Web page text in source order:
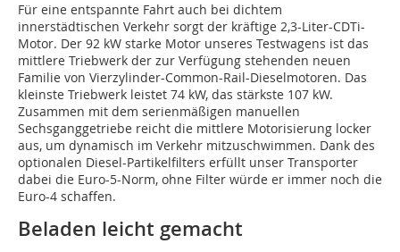
Für eine entspannte Fahrt auch bei dichtem
innerstädtischen Verkehr sorgt der kräftige 2,3-Liter-CDTi-
Motor. Der 92 kW starke Motor unseres Testwagens ist das
mittlere Triebwerk der zur Verfügung stehenden neuen
Familie von Vierzylinder-Common-Rail-Dieselmotoren. Das
kleinste Triebwerk leistet 74 kW, das stärkste 107 kW.
Zusammen mit dem serienmäßigen manuellen
Sechsganggetriebe reicht die mittlere Motorisierung locker
aus, um dynamisch im Verkehr mitzuschwimmen. Dank des
optionalen Diesel-Partikelfilters erfüllt unser Transporter
dabei die Euro-5-Norm, ohne Filter würde er immer noch die
Euro-4 schaffen.
Beladen leicht gemacht